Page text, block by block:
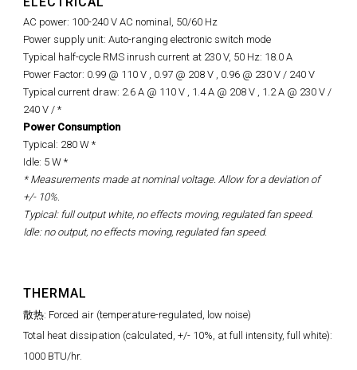
AC power: 100-240 V AC nominal, 50/60 Hz
Power supply unit: Auto-ranging electronic switch mode
Typical half-cycle RMS inrush current at 230 V, 50 Hz: 18.0 A
Power Factor: 0.99 @ 110 V , 0.97 @ 208 V , 0.96 @ 230 V / 240 V
Typical current draw: 2.6 A @ 110 V , 1.4 A @ 208 V , 1.2 A @ 230 V /
240 V / *
Power Consumption
Typical: 280 W *
Idle: 5 W *
* Measurements made at nominal voltage. Allow for a deviation of
+/- 10%.
Typical: full output white, no effects moving, regulated fan speed.
Idle: no output, no effects moving, regulated fan speed.
THERMAL
散热: Forced air (temperature-regulated, low noise)
Total heat dissipation (calculated, +/- 10%, at full intensity, full white):
1000 BTU/hr.